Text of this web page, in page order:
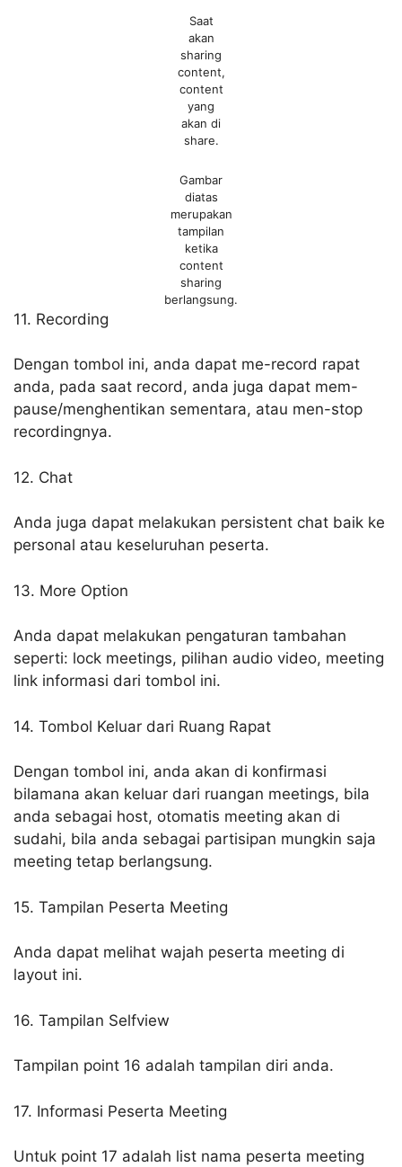
Saat
akan
sharing
content,
content
yang
akan di
share.
Gambar
diatas
merupakan
tampilan
ketika
content
sharing
berlangsung.
11. Recording
Dengan tombol ini, anda dapat me-record rapat
anda, pada saat record, anda juga dapat mem-
pause/menghentikan sementara, atau men-stop
recordingnya.
12. Chat
Anda juga dapat melakukan persistent chat baik ke
personal atau keseluruhan peserta.
13. More Option
Anda dapat melakukan pengaturan tambahan
seperti: lock meetings, pilihan audio video, meeting
link informasi dari tombol ini.
14. Tombol Keluar dari Ruang Rapat
Dengan tombol ini, anda akan di konfirmasi
bilamana akan keluar dari ruangan meetings, bila
anda sebagai host, otomatis meeting akan di
sudahi, bila anda sebagai partisipan mungkin saja
meeting tetap berlangsung.
15. Tampilan Peserta Meeting
Anda dapat melihat wajah peserta meeting di
layout ini.
16. Tampilan Selfview
Tampilan point 16 adalah tampilan diri anda.
17. Informasi Peserta Meeting
Untuk point 17 adalah list nama peserta meeting